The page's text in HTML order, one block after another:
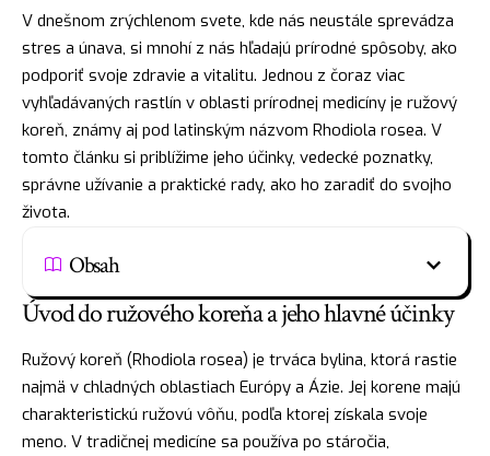
V dnešnom zrýchlenom svete, kde nás neustále sprevádza
stres a únava, si mnohí z nás hľadajú prírodné spôsoby, ako
podporiť svoje zdravie a vitalitu. Jednou z čoraz viac
vyhľadávaných rastlín v oblasti prírodnej medicíny je ružový
koreň, známy aj pod latinským názvom Rhodiola rosea. V
tomto článku si priblížime jeho účinky, vedecké poznatky,
správne užívanie a praktické rady, ako ho zaradiť do svojho
života.
Obsah
Úvod do ružového koreňa a jeho hlavné účinky
Ružový koreň (Rhodiola rosea) je trváca bylina, ktorá rastie
najmä v chladných oblastiach Európy a Ázie. Jej korene majú
charakteristickú ružovú vôňu, podľa ktorej získala svoje
meno. V tradičnej medicíne sa používa po stáročia,